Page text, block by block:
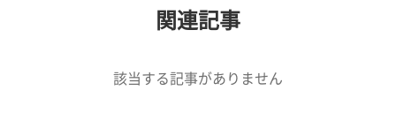
関連記事
該当する記事がありません